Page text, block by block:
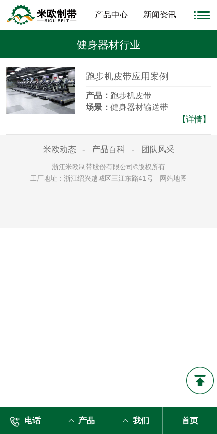
产品中心 新闻资讯
健身器材行业
跑步机皮带应用案例
产品： 跑步机皮带
场景：健身器材输送带
我们每天都有1000条跑步机
齐，令采购非常难做。
【详情】
米欧动态 - 产品百科 - 团队风采
浙江米欧制带股份有限公司©版权所有
工厂地址：浙江绍兴越城区三江东路41号
网站地图
电话 产品 我们 首页